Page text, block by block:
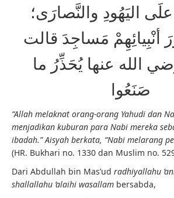
علَى اليَهُودِ والنَّصارَى؛
أنْبِيائِهِمْ مَساجِدَ قالت
الله عنها يُحَذِّرُ ما
صَنَعُوا
“Allah melaknat orang-orang Yahudi dan
menjadikan kuburan para Nabi mereka
ibadah.” Aisyah berkata, “Nabi melarang
(HR. Bukhari no. 1330 dan Muslim no.
Dari Abdullah bin Mas’ud radhiyallahu
shallallahu ’alaihi wasallam bersabda,